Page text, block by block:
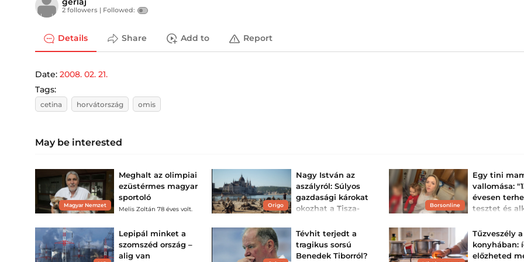
2 followers | Followed:
Details Share Add to Report
Date: 2008. 02. 21.
Tags:
cetina horvátország omis
May be interested
Magyar Nemzet
Meghalt az olimpiai
ezüstérmes magyar
sportoló
Melis Zoltán 78 éves volt.
Origo
Nagy István az
aszályról: Súlyos
gazdasági károkat
okozhat a Tisza-
tétlensége
A volt agrárminiszter az
Origónak elmondta, mi
segíthetne a jelenlegi
Borsonline
Egy tini
vallomása:
évesen
tesztet és
barátnőm
13 évesen esett
évesen pedig
első gyermekét.
Lepipál minket a
szomszéd ország –
alig van
Tévhit terjedt a
tragikus sorsú
Benedek Tiborról?
Tűzveszély a
konyhában:
előzheted